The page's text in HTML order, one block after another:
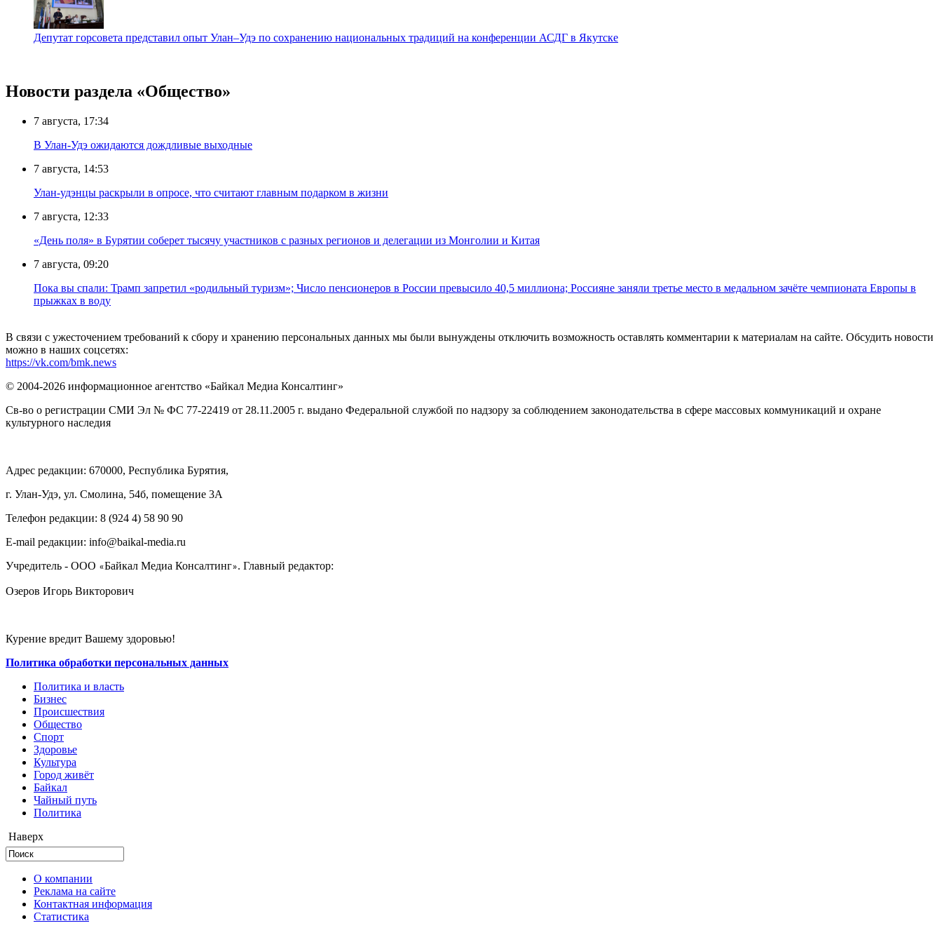
Депутат горсовета представил опыт Улан–Удэ по сохранению национальных традиций на конференции АСДГ в Якутске
Новости раздела «Общество»
7 августа, 17:34
В Улан-Удэ ожидаются дождливые выходные
7 августа, 14:53
Улан-удэнцы раскрыли в опросе, что считают главным подарком в жизни
7 августа, 12:33
«День поля» в Бурятии соберет тысячу участников с разных регионов и делегации из Монголии и Китая
7 августа, 09:20
Пока вы спали: Трамп запретил «родильный туризм»; Число пенсионеров в России превысило 40,5 миллиона; Россияне заняли третье место в медальном зачёте чемпионата Европы в
прыжках в воду
В связи с ужесточением требований к сбору и хранению персональных данных мы были вынуждены отключить возможность оставлять комментарии к материалам на сайте. Обсудить новости
можно в наших соцсетях:
https://vk.com/bmk.news
© 2004-2026 информационное агентство «Байкал Медиа Консалтинг»
Св-во о регистрации СМИ Эл № ФС 77-22419 от 28.11.2005 г. выдано Федеральной службой по надзору за соблюдением законодательства в сфере массовых коммуникаций и охране
культурного наследия
Адрес редакции: 670000, Республика Бурятия,
г. Улан-Удэ, ул. Смолина, 54б, помещение 3А
Телефон редакции: ‎‎8 (924 4) 58 90 90
E-mail редакции: info@baikal-media.ru
Учредитель - ООО «Байкал Медиа Консалтинг». Главный редактор:
Озеров Игорь Викторович
Курение вредит Вашему здоровью!
Политика обработки персональных данных
Политика и власть
Бизнес
Происшествия
Общество
Cпорт
Здоровье
Культура
Город живёт
Байкал
Чайный путь
Политика
Наверх
О компании
Реклама на сайте
Контактная информация
Статистика